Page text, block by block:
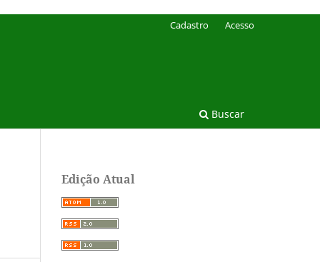
Buscar
Cadastro Acesso
Edição Atual